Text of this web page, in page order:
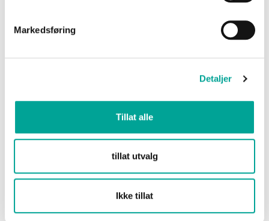
Markedsføring
Detaljer
Tillat alle
tillat utvalg
Ikke tillat
Bronitt bukse i
Bronitt bukse i
kr 799,00